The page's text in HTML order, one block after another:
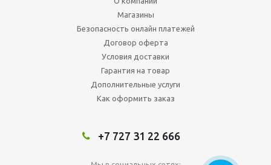
Магазины
Безопасность онлайн платежей
Договор оферта
Условия доставки
Гарантия на товар
Дополнительные услуги
Как оформить заказ
+7 727 31 22 666